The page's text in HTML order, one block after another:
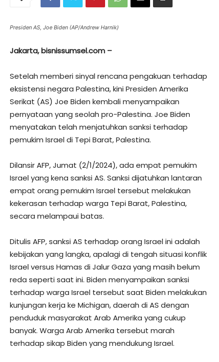
Presiden AS, Joe Biden (AP/Andrew Harnik)
Jakarta, bisnissumsel.com –
Setelah memberi sinyal rencana pengakuan terhadap
eksistensi negara Palestina, kini Presiden Amerika
Serikat (AS) Joe Biden kembali menyampaikan
pernyataan yang seolah pro-Palestina. Joe Biden
menyatakan telah menjatuhkan sanksi terhadap
pemukim Israel di Tepi Barat, Palestina.
Dilansir AFP, Jumat (2/1/2024), ada empat pemukim
Israel yang kena sanksi AS. Sanksi dijatuhkan lantaran
empat orang pemukim Israel tersebut melakukan
kekerasan terhadap warga Tepi Barat, Palestina,
secara melampaui batas.
Ditulis AFP, sanksi AS terhadap orang Israel ini adalah
kebijakan yang langka, apalagi di tengah situasi konflik
Israel versus Hamas di Jalur Gaza yang masih belum
reda seperti saat ini. Biden menyampaikan sanksi
terhadap warga Israel tersebut saat Biden melakukan
kunjungan kerja ke Michigan, daerah di AS dengan
penduduk masyarakat Arab Amerika yang cukup
banyak. Warga Arab Amerika tersebut marah
terhadap sikap Biden yang mendukung Israel.